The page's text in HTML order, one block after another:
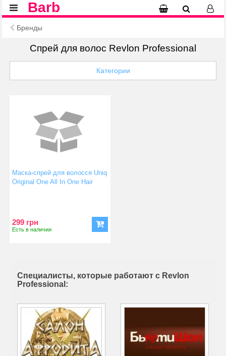
Barb
Бренды
Спрей для волос Revlon Professional
Категории
Маска-спрей для волосся Uniq
Original One All In One Hair
299 грн
Есть в наличии
Специалисты, которые работают с Revlon
Professional: